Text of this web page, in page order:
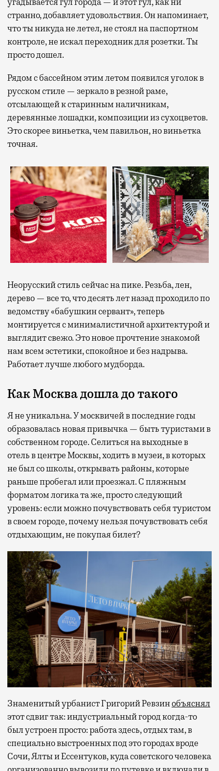
странно, добавляет удовольствия. Он напоминает,
что ты никуда не летел, не стоял на паспортном
контроле, не искал переходник для розетки. Ты
просто дошел.
Рядом с бассейном этим летом появился уголок в
русском стиле — зеркало в резной раме,
отсылающей к старинным наличникам,
деревянные лошадки, композиции из сухоцветов.
Это скорее виньетка, чем павильон, но виньетка
точная.
Неорусский стиль сейчас на пике. Резьба, лен,
дерево — все то, что десять лет назад проходило по
ведомству «бабушкин сервант», теперь
монтируется с минималистичной архитектурой и
выглядит свежо. Это новое прочтение знакомой
нам всем эстетики, спокойное и без надрыва.
Работает лучше любого мудборда.
Как Москва дошла до такого
Я не уникальна. У москвичей в последние годы
образовалась новая привычка — быть туристами в
собственном городе. Селиться на выходные в
отель в центре Москвы, ходить в музеи, в которых
не был со школы, открывать районы, которые
раньше пробегал или проезжал. С пляжным
форматом логика та же, просто следующий
уровень: если можно почувствовать себя туристом
в своем городе, почему нельзя почувствовать себя
отдыхающим, не покупая билет?
Знаменитый урбанист Григорий Ревзинобъяснял
этот сдвиг так: индустриальный город когда-то
был устроен просто: работа здесь, отдых там, в
специально выстроенных под это городах вроде
Сочи, Ялты и Ессентуков, куда советского человека